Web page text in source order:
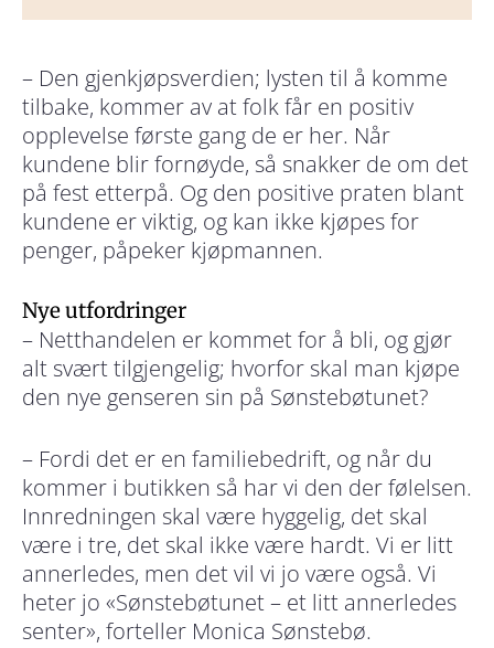
– Den gjenkjøpsverdien; lysten til å komme
tilbake, kommer av at folk får en positiv
opplevelse første gang de er her. Når
kundene blir fornøyde, så snakker de om det
på fest etterpå. Og den positive praten blant
kundene er viktig, og kan ikke kjøpes for
penger, påpeker kjøpmannen.
Nye utfordringer
– Netthandelen er kommet for å bli, og gjør
alt svært tilgjengelig; hvorfor skal man kjøpe
den nye genseren sin på Sønstebøtunet?
– Fordi det er en familiebedrift, og når du
kommer i butikken så har vi den der følelsen.
Innredningen skal være hyggelig, det skal
være i tre, det skal ikke være hardt. Vi er litt
annerledes, men det vil vi jo være også. Vi
heter jo «Sønstebøtunet – et litt annerledes
senter», forteller Monica Sønstebø.